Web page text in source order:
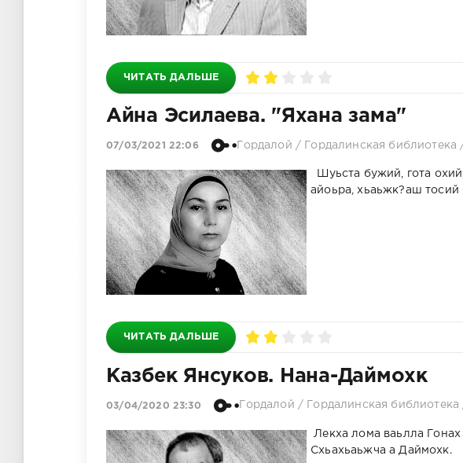
ЧИТАТЬ ДАЛЬШЕ
Айна Эсилаева. "Яхана зама"
07/03/2021 22:06 Гордалой / Гордалинская библиотека
Шуьста бужий, гота
айоьра, хьаьжк?аш
ЧИТАТЬ ДАЛЬШЕ
Казбек Янсуков. Нана-Даймохк
03/04/2020 23:30 Гордалой / Гордалинская библиотека
Лекха лома ваьлла Гонах
Схьахьаьжча а Даймохк.